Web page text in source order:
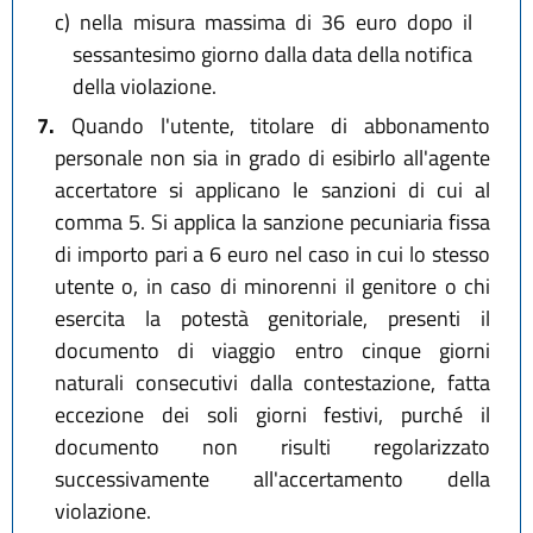
c) nella misura massima di 36 euro dopo il
sessantesimo giorno dalla data della notifica
della violazione.
7. Quando l'utente, titolare di abbonamento
personale non sia in grado di esibirlo all'agente
accertatore si applicano le sanzioni di cui al
comma 5. Si applica la sanzione pecuniaria fissa
di importo pari a 6 euro nel caso in cui lo stesso
utente o, in caso di minorenni il genitore o chi
esercita la potestà genitoriale, presenti il
documento di viaggio entro cinque giorni
naturali consecutivi dalla contestazione, fatta
eccezione dei soli giorni festivi, purché il
documento non risulti regolarizzato
successivamente all'accertamento della
violazione.